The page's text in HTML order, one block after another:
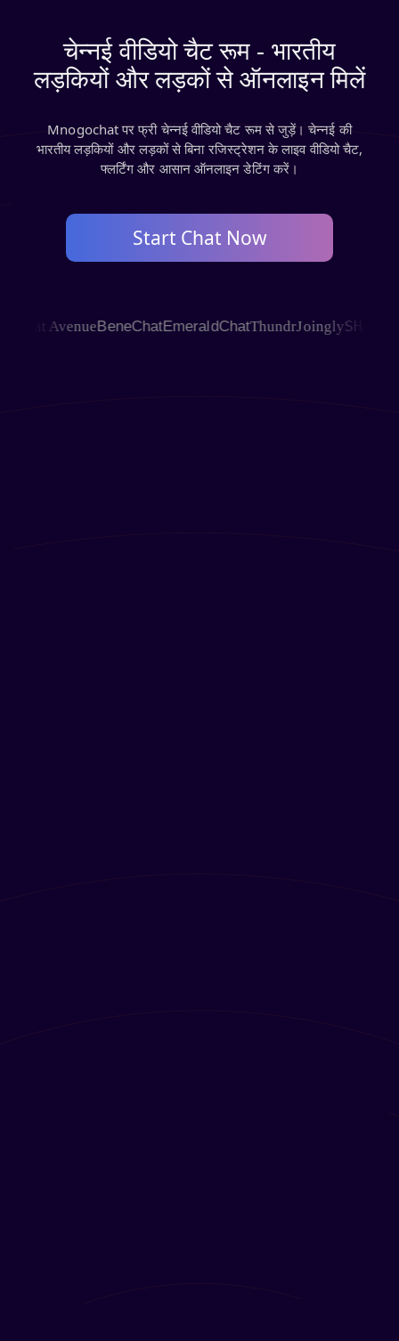
चेन्नई वीडियो चैट रूम - भारतीय
लड़कियों और लड़कों से ऑनलाइन मिलें
Mnogochat पर फ्री चेन्नई वीडियो चैट रूम से जुड़ें। चेन्नई की
भारतीय लड़कियों और लड़कों से बिना रजिस्ट्रेशन के लाइव वीडियो चैट,
फ्लर्टिंग और आसान ऑनलाइन डेटिंग करें।
Start Chat Now
Chat AvenueBeneChatEmeraldChatThundrJoinglySHAGLE